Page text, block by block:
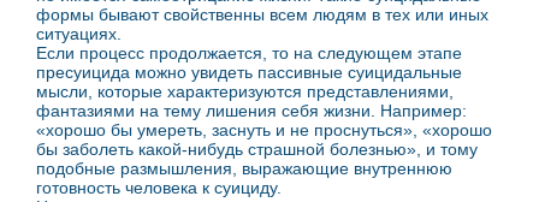
формы бывают свойственны всем людям в тех или иных
ситуациях.
Если процесс продолжается, то на следующем этапе
пресуицида можно увидеть пассивные суицидальные
мысли, которые характеризуются представлениями,
фантазиями на тему лишения себя жизни. Например:
«хорошо бы умереть, заснуть и не проснуться», «хорошо
бы заболеть какой-нибудь страшной болезнью», и тому
подобные размышления, выражающие внутреннюю
готовность человека к суициду.